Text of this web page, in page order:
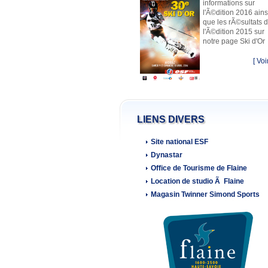
informations sur
l'Ã©dition 2016
que les rÃ©sultats
l'Ã©dition 2015 sur
notre page Ski d'Or
[
LIENS DIVERS
Site national ESF
Dynastar
Office de Tourisme de Flaine
Location de studio Ã Flaine
Magasin Twinner Simond Sports